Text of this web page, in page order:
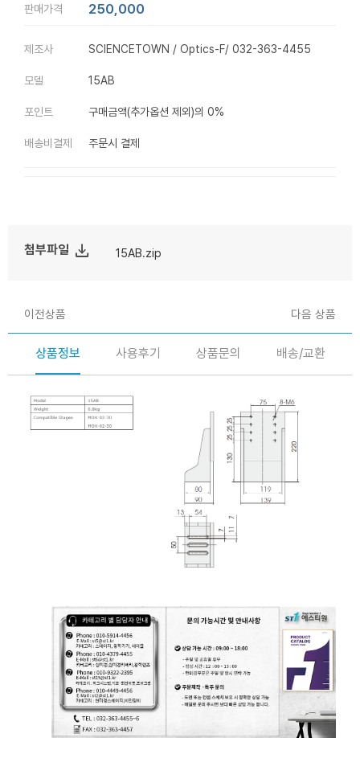
판매가격 250,000
제조사 SCIENCETOWN / Optics-F/ 032-363-4455
모델 15AB
포인트 구매금액(추가옵션 제외)의 0%
배송비결제 주문시 결제
첨부파일 file_download 15AB.zip
이전상품 다음 상품
상품정보 사용후기 상품문의 배송/교환